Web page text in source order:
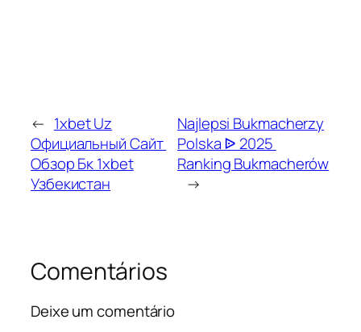
← 1xbet Uz
Официальный Сайт ️
Обзор Бк 1xbet
Узбекистан
Najlepsi Bukmacherzy
Polska ᐉ 2025 ️
Ranking Bukmacherów
→
Comentários
Deixe um comentário